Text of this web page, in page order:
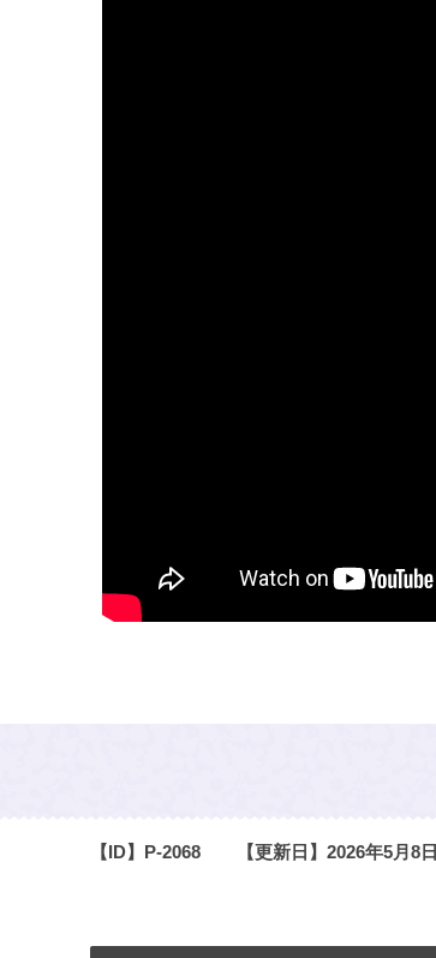
【ID】 P-2068 【更新日】 2026年5月8日